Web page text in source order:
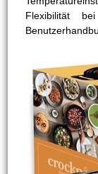
Flexibilität